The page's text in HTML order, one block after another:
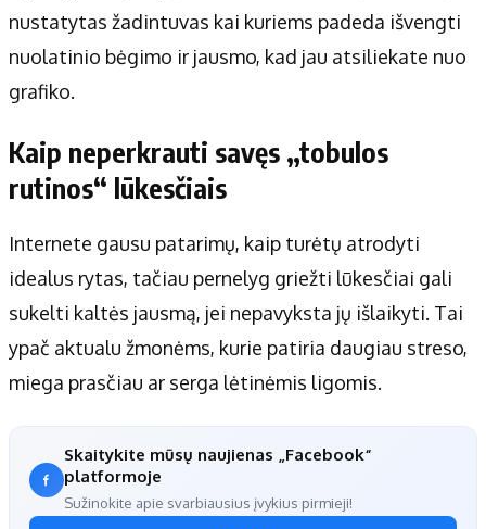
nustatytas žadintuvas kai kuriems padeda išvengti
nuolatinio bėgimo ir jausmo, kad jau atsiliekate nuo
grafiko.
Kaip neperkrauti savęs „tobulos
rutinos“ lūkesčiais
Internete gausu patarimų, kaip turėtų atrodyti
idealus rytas, tačiau pernelyg griežti lūkesčiai gali
sukelti kaltės jausmą, jei nepavyksta jų išlaikyti. Tai
ypač aktualu žmonėms, kurie patiria daugiau streso,
miega prasčiau ar serga lėtinėmis ligomis.
Skaitykite mūsų naujienas „Facebook“
platformoje
Sužinokite apie svarbiausius įvykius pirmieji!